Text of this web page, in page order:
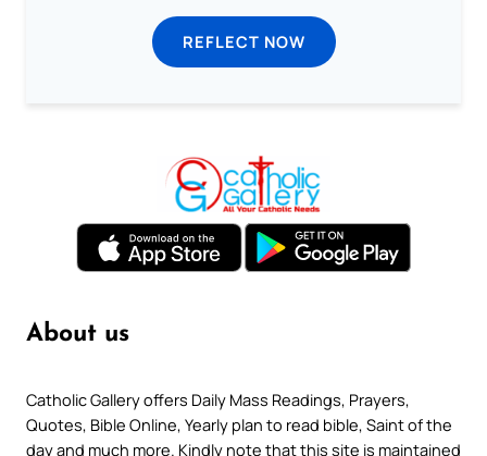
REFLECT NOW
About us
Catholic Gallery offers Daily Mass Readings, Prayers,
Quotes, Bible Online, Yearly plan to read bible, Saint of the
day and much more. Kindly note that this site is maintained